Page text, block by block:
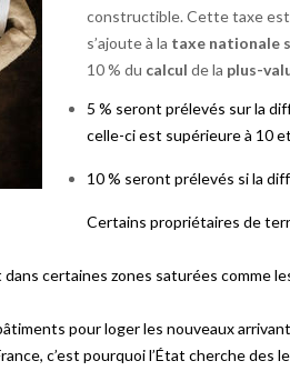
constructible. Cette taxe est
s’ajoute à la taxe nationale
10 % du calcul de la plus-
5 % seront prélevés sur la
celle-ci est supérieure à 10
10 % seront prélevés si la
Certains propriétaires de
certaines zones saturées comme
pour loger les nouveaux
c’est pourquoi l’État cherche des